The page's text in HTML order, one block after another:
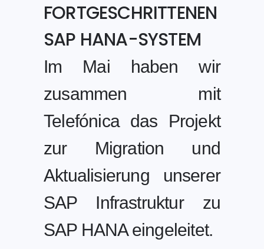
FORTGESCHRITTENEN
SAP HANA-SYSTEM
Im Mai haben wir
zusammen mit
Telefónica das Projekt
zur Migration und
Aktualisierung unserer
SAP Infrastruktur zu
SAP HANA eingeleitet.